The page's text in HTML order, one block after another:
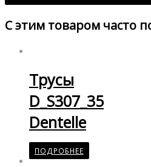
С этим товаром часто
Трусы
D_S307_35
Dentelle
ПОДРОБНЕЕ